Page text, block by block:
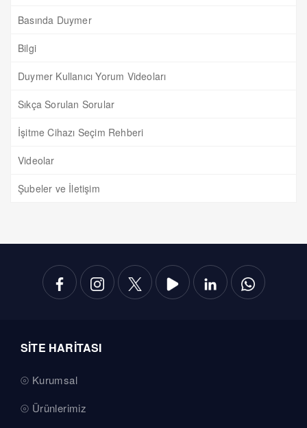
Basında Duymer
Bilgi
Duymer Kullanıcı Yorum Videoları
Sıkça Sorulan Sorular
İşitme Cihazı Seçim Rehberi
Videolar
Şubeler ve İletişim
SİTE HARİTASI
Kurumsal
Ürünlerimiz